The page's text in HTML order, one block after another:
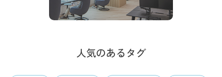
人気のあるタグ